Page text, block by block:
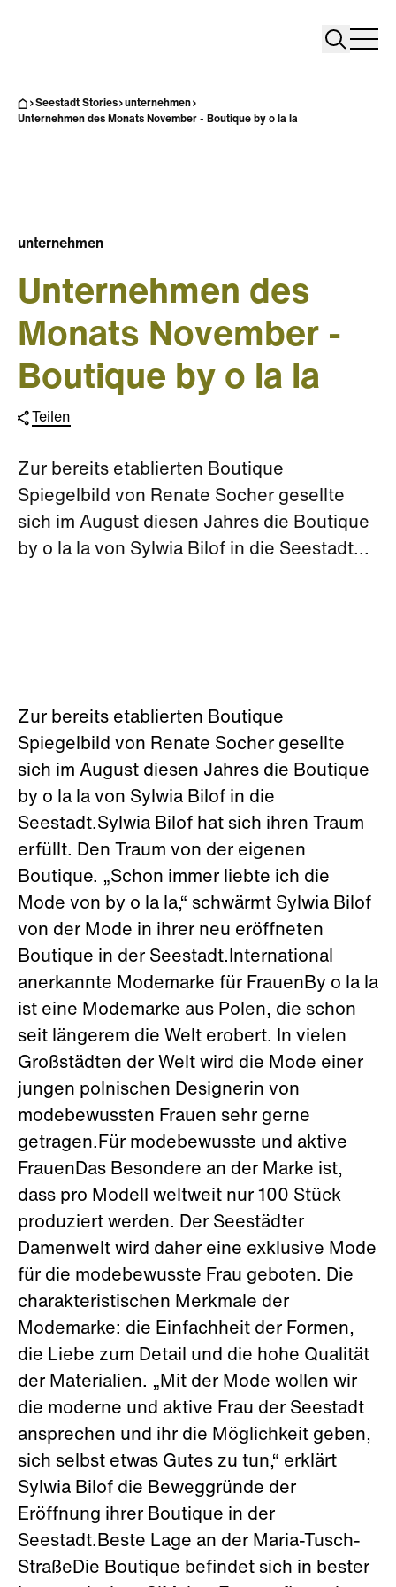
Search
Seestadt Stories
unternehmen
Unternehmen des Monats November - Boutique by o la la
unternehmen
Unternehmen des
Monats November -
Boutique by o la la
Teilen
Zur bereits etablierten Boutique
Spiegelbild von Renate Socher gesellte
sich im August diesen Jahres die Boutique
by o la la von Sylwia Bilof in die Seestadt...
Zur bereits etablierten Boutique
Spiegelbild von Renate Socher gesellte
sich im August diesen Jahres die Boutique
by o la la von Sylwia Bilof in die
Seestadt.Sylwia Bilof hat sich ihren Traum
erfüllt. Den Traum von der eigenen
Boutique. „Schon immer liebte ich die
Mode von by o la la,“ schwärmt Sylwia Bilof
von der Mode in ihrer neu eröffneten
Boutique in der Seestadt.International
anerkannte Modemarke für FrauenBy o la la
ist eine Modemarke aus Polen, die schon
seit längerem die Welt erobert. In vielen
Großstädten der Welt wird die Mode einer
jungen polnischen Designerin von
modebewussten Frauen sehr gerne
getragen.Für modebewusste und aktive
FrauenDas Besondere an der Marke ist,
dass pro Modell weltweit nur 100 Stück
produziert werden. Der Seestädter
Damenwelt wird daher eine exklusive Mode
für die modebewusste Frau geboten. Die
charakteristischen Merkmale der
Modemarke: die Einfachheit der Formen,
die Liebe zum Detail und die hohe Qualität
der Materialien. „Mit der Mode wollen wir
die moderne und aktive Frau der Seestadt
ansprechen und ihr die Möglichkeit geben,
sich selbst etwas Gutes zu tun,“ erklärt
Sylwia Bilof die Beweggründe der
Eröffnung ihrer Boutique in der
Seestadt.Beste Lage an der Maria-Tusch-
StraßeDie Boutique befindet sich in bester